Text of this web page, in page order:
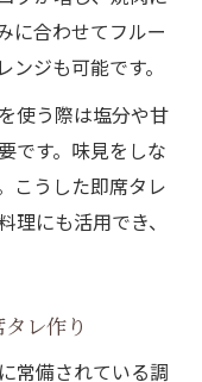
に合わせてフルー
ジも可能です。
使う際は塩分や甘
です。味見をしな
こうした即席タレ
にも活用でき、
レ作り
常備されている調